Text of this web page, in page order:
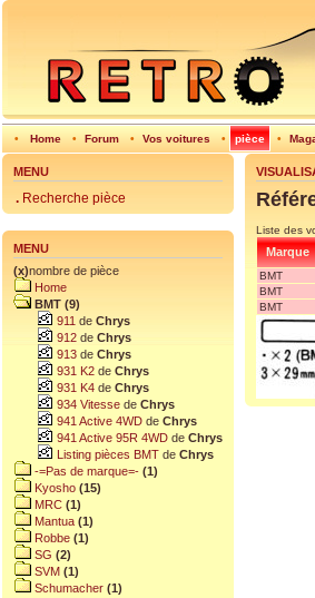
• Home • Forum • Vos voitures • pièce •
MENU
. Recherche pièce
MENU
(x)nombre de pièce
Home
BMT (9)
911 de Chrys
912 de Chrys
913 de Chrys
931 K2 de Chrys
931 K4 de Chrys
934 Vitesse de Chrys
941 Active 4WD de Chrys
941 Active 95R 4WD de Chrys
Listing pièces BMT de Chrys
-=Pas de marque=- (1)
Kyosho (15)
MRC (1)
Mantua (1)
Robbe (1)
SG (2)
SVM (1)
Schumacher (1)
Liste des
Marque
BMT
BMT
BMT